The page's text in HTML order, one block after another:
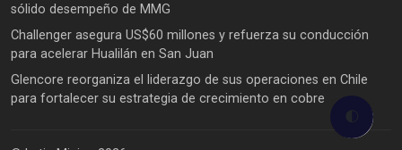
sólido desempeño de MMG
Challenger asegura US$60 millones y refuerza su conducción
para acelerar Hualilán en San Juan
Glencore reorganiza el liderazgo de sus operaciones en Chile
para fortalecer su estrategia de crecimiento en cobre